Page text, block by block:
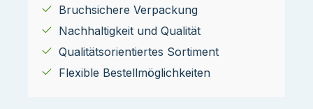
Bruchsichere Verpackung
Nachhaltigkeit und Qualität
Qualitätsorientiertes Sortiment
Flexible Bestellmöglichkeiten